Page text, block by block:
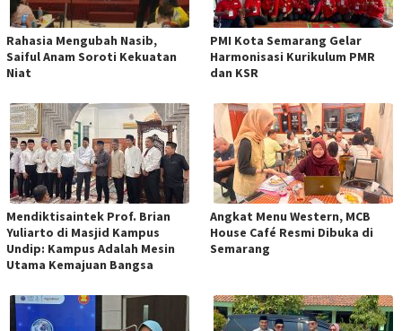
Rahasia Mengubah Nasib,
Saiful Anam Soroti Kekuatan
Niat
PMI Kota Semarang Gelar
Harmonisasi Kurikulum PMR
dan KSR
Mendiktisaintek Prof. Brian
Yuliarto di Masjid Kampus
Undip: Kampus Adalah Mesin
Utama Kemajuan Bangsa
Angkat Menu Western, MCB
House Café Resmi Dibuka di
Semarang